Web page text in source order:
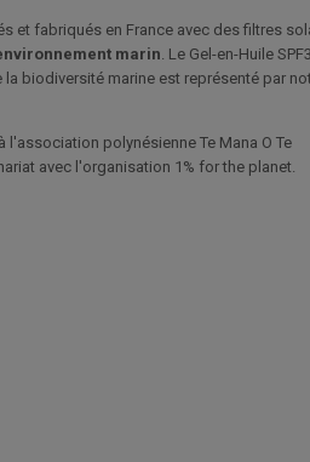
et fabriqués en France avec des filtres
marin . Le Gel-en-Huile
biodiversité marine est représenté par
l'association polynésienne Te Mana O Te
avec l'organisation 1% for the planet.